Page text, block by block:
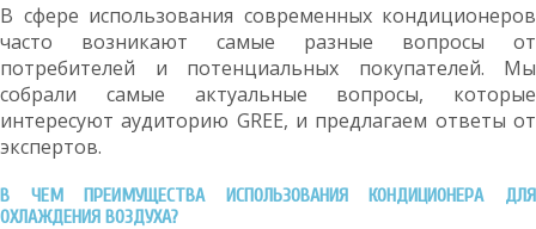
В сфере использования современных кондиционеров
часто возникают самые разные вопросы от
потребителей и потенциальных покупателей. Мы
собрали самые актуальные вопросы, которые
интересуют аудиторию GREE, и предлагаем ответы от
экспертов.
В ЧЕМ ПРЕИМУЩЕСТВА ИСПОЛЬЗОВАНИЯ КОНДИЦИОНЕРА ДЛЯ
ОХЛАЖДЕНИЯ ВОЗДУХА?